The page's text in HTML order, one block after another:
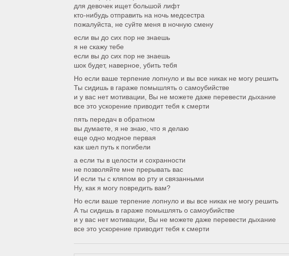
для девочек ищет большой лифт
кто-нибудь отправить на ночь медсестра
пожалуйста, не суйте меня в ночную смену
если вы до сих пор не знаешь
я не скажу тебе
если вы до сих пор не знаешь
шок будет, наверное, убить тебя
Но если ваше терпение лопнуло и вы все никак не могу решить
Ты сидишь в гараже помышлять о самоубийстве
и у вас нет мотивации, Вы не можете даже перевести дыхание
все это ускорение приводит тебя к смерти
пять передач в обратном
вы думаете, я не знаю, что я делаю
еще одно модное первая
как шел путь к погибели
а если ты в целости и сохранности
не позволяйте мне прерывать вас
И если ты с кляпом во рту и связанными
Ну, как я могу повредить вам?
Но если ваше терпение лопнуло и вы все никак не могу решить
А ты сидишь в гараже помышлять о самоубийстве
и у вас нет мотивации, Вы не можете даже перевести дыхание
все это ускорение приводит тебя к смерти